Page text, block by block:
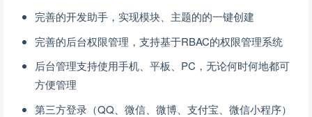
完善的开发助手，实现模块、主题的的一键创建
完善的后台权限管理，支持基于RBAC的权限管理系统
后台管理支持使用手机、平板、PC，无论何时何地都可
方便管理
第三方登录（QQ、微信、微博、支付宝、微信小程序）